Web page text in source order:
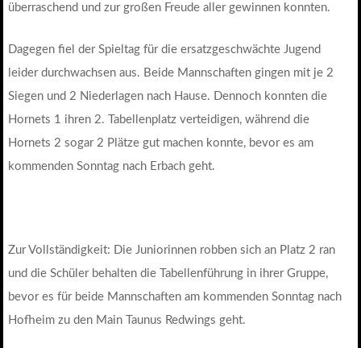
überraschend und zur großen Freude aller gewinnen konnten.
Dagegen fiel der Spieltag für die ersatzgeschwächte Jugend
leider durchwachsen aus. Beide Mannschaften gingen mit je 2
Siegen und 2 Niederlagen nach Hause. Dennoch konnten die
Hornets 1 ihren 2. Tabellenplatz verteidigen, während die
Hornets 2 sogar 2 Plätze gut machen konnte, bevor es am
kommenden Sonntag nach Erbach geht.
Zur Vollständigkeit: Die Juniorinnen robben sich an Platz 2 ran
und die Schüler behalten die Tabellenführung in ihrer Gruppe,
bevor es für beide Mannschaften am kommenden Sonntag nach
Hofheim zu den Main Taunus Redwings geht.